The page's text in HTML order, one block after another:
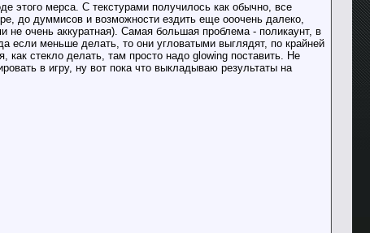
этого мерса. С текстурами получилось как обычно, все
до думмисов и возможности ездить еще ооочень далеко,
не очень аккуратная). Самая большая проблема - поликаунт, в
если меньше делать, то они угловатыми выглядят, по крайней
как стекло делать, там просто надо glowing поставить. Не
в игру, ну вот пока что выкладываю результаты на